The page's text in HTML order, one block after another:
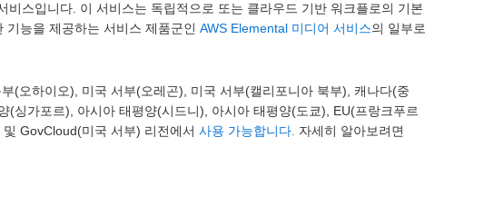
스입니다. 이 서비스는 독립적으로 또는 클라우드 기반 워크플로의 기본
능을 제공하는 서비스 제품군인 AWS Elemental 미디어 서비스의 일부로
(오하이오), 미국 서부(오레곤), 미국 서부(캘리포니아 북부), 캐나다(중
싱가포르), 아시아 태평양(시드니), 아시아 태평양(도쿄), EU(프랑크푸르
GovCloud(미국 서부) 리전에서 사용 가능합니다. 자세히 알아보려면